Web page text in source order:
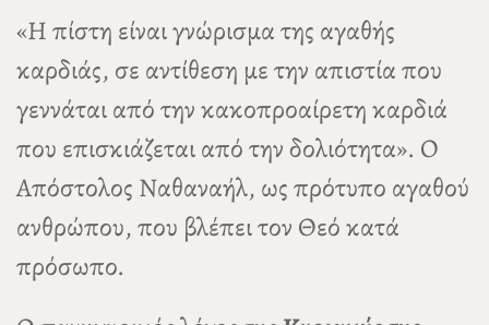
«Η πίστη είναι γνώρισμα της αγαθής
καρδιάς, σε αντίθεση με την απιστία που
γεννάται από την κακοπροαίρετη καρδιά
που επισκιάζεται από την δολιότητα». Ο
Απόστολος Ναθαναήλ, ως πρότυπο αγαθού
ανθρώπου, που βλέπει τον Θεό κατά
πρόσωπο.